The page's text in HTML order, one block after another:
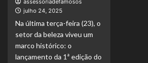
assessoriadefamosos
julho 24, 2025
Na última terça-feira (23), o
setor da beleza viveu um
marco histórico: o
lançamento da 1ª edição do